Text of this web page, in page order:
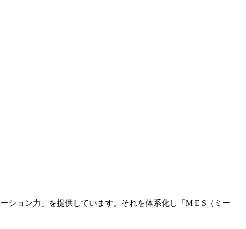
ション力」を提供しています。それを体系化し「M E S（ミー